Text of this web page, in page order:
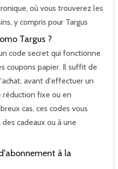
où vous trouverez les
y compris pour Targus
Targus ?
code secret qui fonctionne
coupons papier. Il suffit de
avant d'effectuer un
réduction fixe ou en
cas, ces codes vous
cadeaux ou à une
à la